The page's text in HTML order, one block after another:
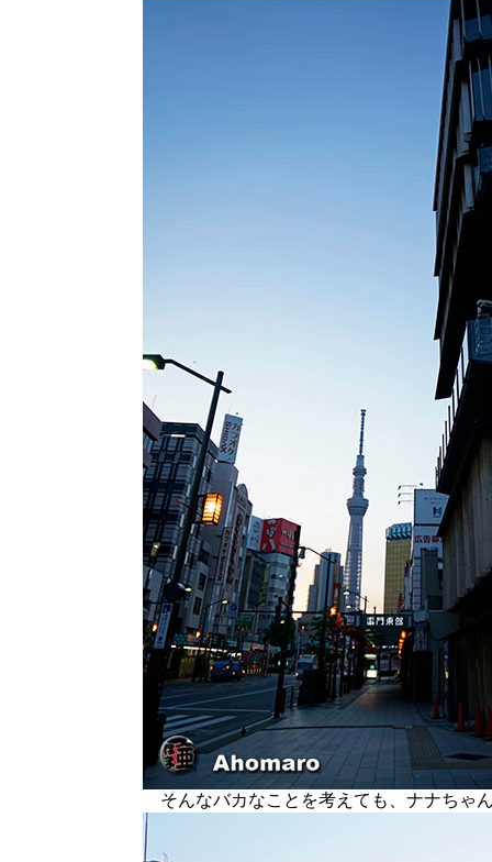
そんなバカなことを考えても、ナナちゃ